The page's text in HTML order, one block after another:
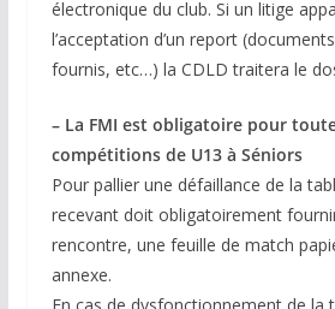
électronique du club. Si un litige
l’acceptation d’un report
fournis, etc…) la CDLD traitera le
– La FMI est obligatoire pour
compétitions de U13 à Séniors
Pour pallier une défaillance de la
recevant doit obligatoirement
rencontre, une feuille de match
annexe.